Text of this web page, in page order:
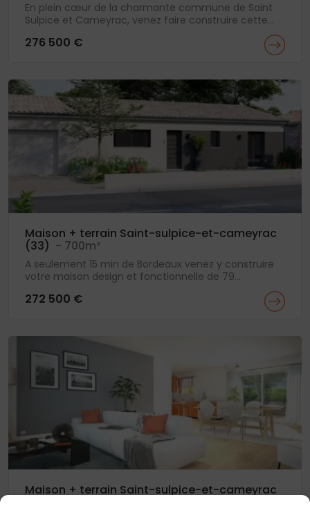
En plein cœur de la charmante commune de Saint
Sulpice et Cameyrac, venez faire construire cette...
276 500 €
Maison + terrain Saint-sulpice-et-cameyrac
(33) - 700m²
A seulement 15 min de Bordeaux venez y construire
votre maison design et fonctionnelle de 79...
272 500 €
Maison + terrain Saint-sulpice-et-cameyrac